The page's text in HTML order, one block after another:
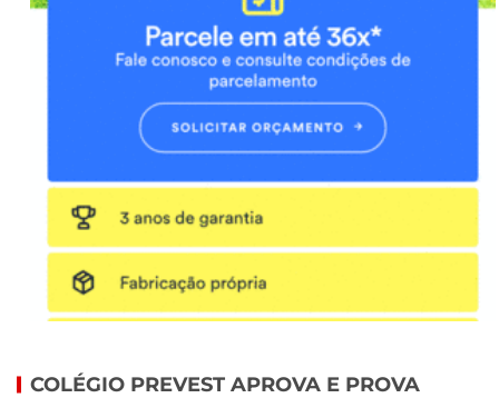
COLÉGIO PREVEST APROVA E PROVA